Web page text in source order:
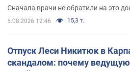
Сначала врачи не обратили на это
6.08.2026 12:46 15,3 т.
Отпуск Леси Никитюк в
скандалом: почему